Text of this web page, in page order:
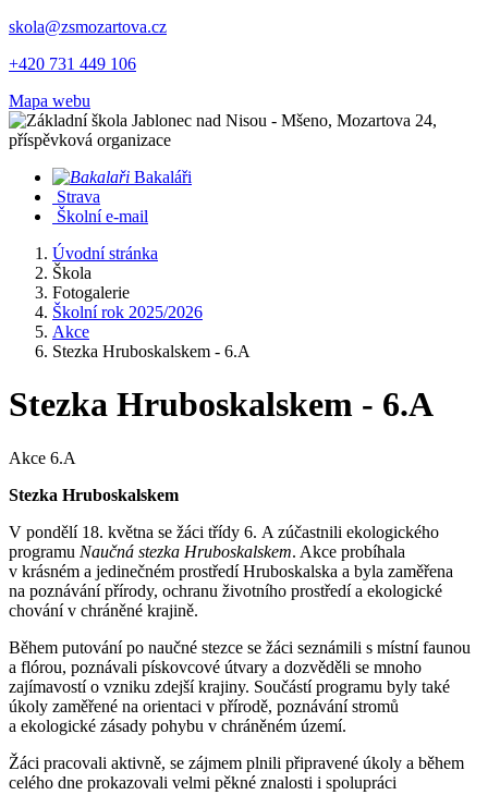
skola@zsmozartova.cz
+420 731 449 106
Mapa webu
Bakaláři
Strava
Školní e-mail
Úvodní stránka
Škola
Fotogalerie
Školní rok 2025/2026
Akce
Stezka Hruboskalskem - 6.A
Stezka Hruboskalskem - 6.A
Akce 6.A
Stezka Hruboskalskem
V pondělí 18. května se žáci třídy 6. A zúčastnili ekologického
programu Naučná stezka Hruboskalskem. Akce probíhala
v krásném a jedinečném prostředí Hruboskalska a byla zaměřena
na poznávání přírody, ochranu životního prostředí a ekologické
chování v chráněné krajině.
Během putování po naučné stezce se žáci seznámili s místní faunou
a flórou, poznávali pískovcové útvary a dozvěděli se mnoho
zajímavostí o vzniku zdejší krajiny. Součástí programu byly také
úkoly zaměřené na orientaci v přírodě, poznávání stromů
a ekologické zásady pohybu v chráněném území.
Žáci pracovali aktivně, se zájmem plnili připravené úkoly a během
celého dne prokazovali velmi pěkné znalosti i spolupráci